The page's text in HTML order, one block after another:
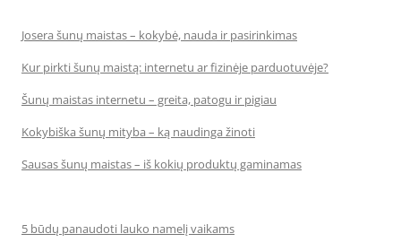
Josera šunų maistas – kokybė, nauda ir pasirinkimas
Kur pirkti šunų maistą: internetu ar fizinėje parduotuvėje?
Šunų maistas internetu – greita, patogu ir pigiau
Kokybiška šunų mityba – ką naudinga žinoti
Sausas šunų maistas – iš kokių produktų gaminamas
5 būdų panaudoti lauko namelį vaikams